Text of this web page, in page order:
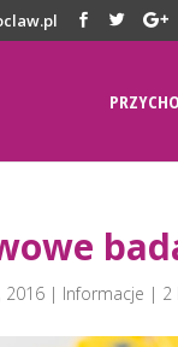
2016 | Informacje | 2